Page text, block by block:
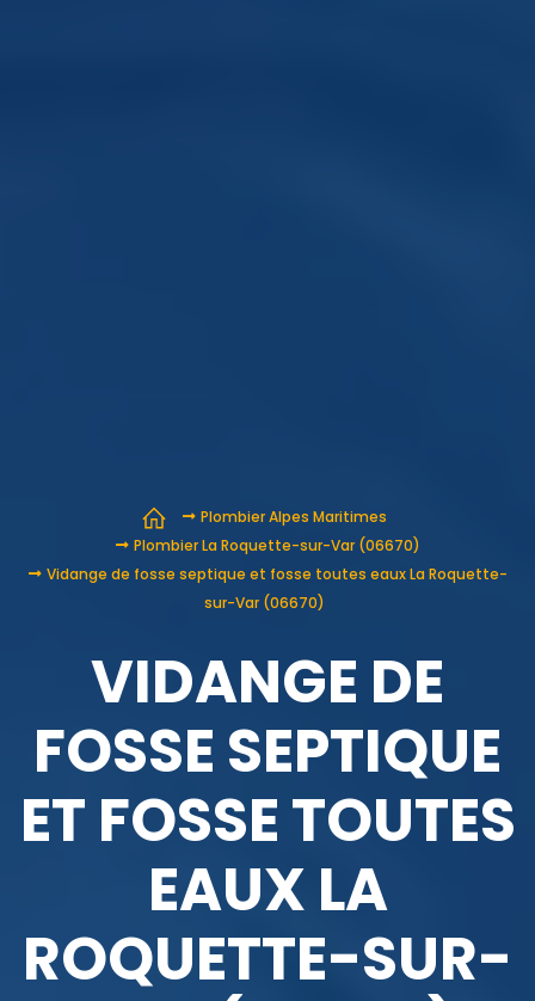
Plombier Alpes Maritimes
Plombier La Roquette-sur-Var (06670)
Vidange de fosse septique et fosse toutes eaux La Roquette-
sur-Var (06670)
VIDANGE DE
FOSSE SEPTIQUE
ET FOSSE TOUTES
EAUX LA
ROQUETTE-SUR-